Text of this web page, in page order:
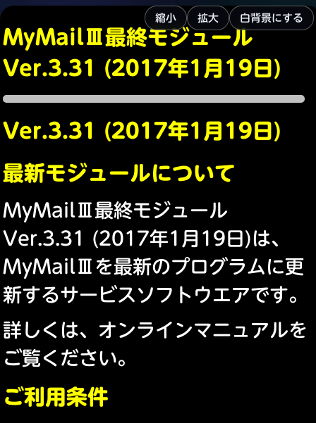
MyMailⅢ最終モジュール
Ver.3.31 (2017年1月19日)
Ver.3.31 (2017年1月19日)
最新モジュールについて
MyMailⅢ最終モジュール
Ver.3.31 (2017年1月19日)は、
MyMailⅢを最新のプログラムに更
新するサービスソフトウエアです。
詳しくは、オンラインマニュアルを
ご覧ください。
ご利用条件
縮小 拡大 白背景にする